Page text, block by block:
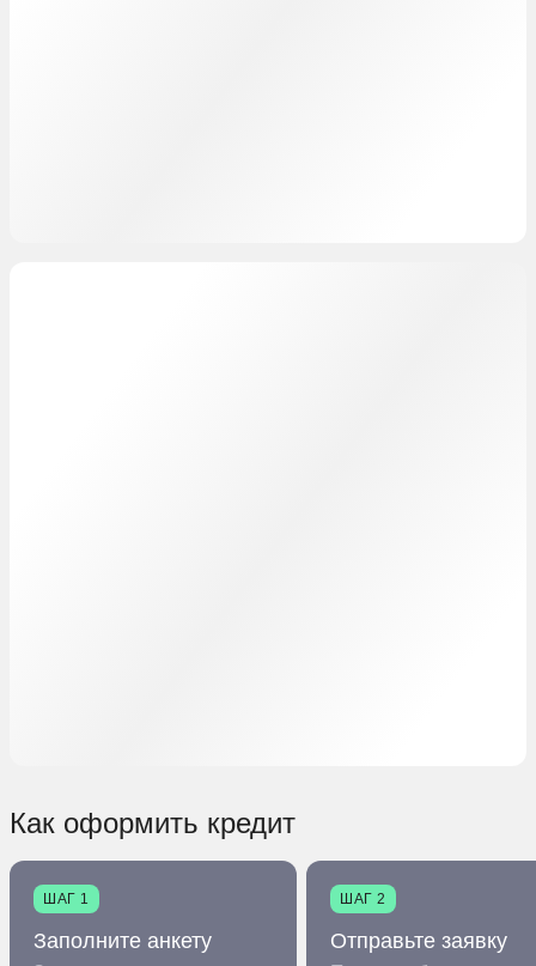
Как оформить кредит
ШАГ 1
Заполните анкету
ШАГ 2
Отправьте заявку